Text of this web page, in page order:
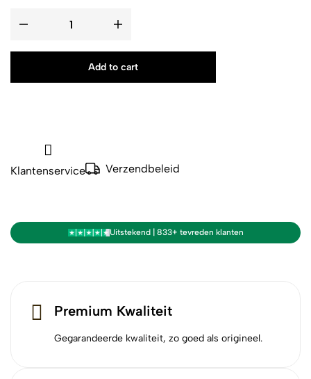
Add to cart
Klantenservice Verzendbeleid
Uitstekend | 833+ tevreden klanten
Premium Kwaliteit
Gegarandeerde kwaliteit, zo goed als origineel.